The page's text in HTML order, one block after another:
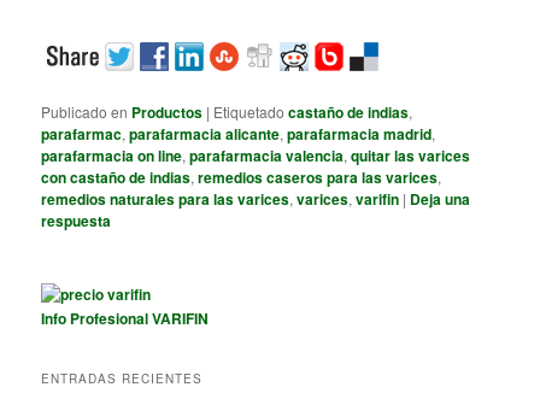
Publicado en Productos | Etiquetado castaño de indias,
parafarmac,parafarmacia alicante,parafarmacia madrid,
parafarmacia on line,parafarmacia valencia,quitar las varices
con castaño de indias,remedios caseros para las varices,
remedios naturales para las varices,varices,varifin | Deja una
respuesta
Info Profesional VARIFIN
ENTRADAS RECIENTES